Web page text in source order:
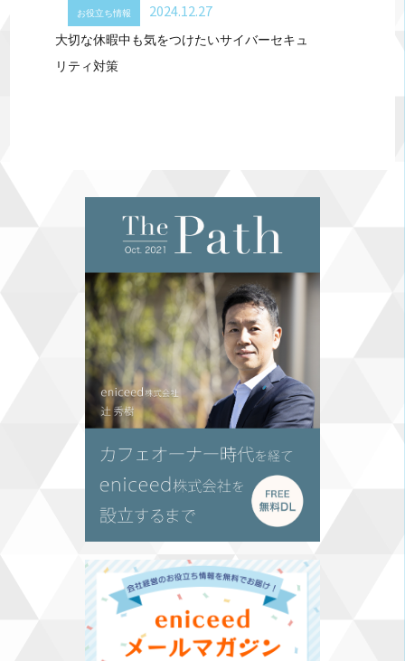
お役立ち情報 2024.12.27
大切な休暇中も気をつけたいサイバーセキュ
リティ対策